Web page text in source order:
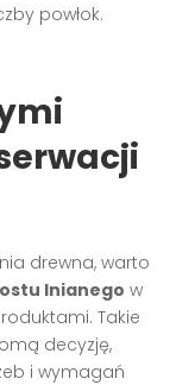
powłok.
drewna, warto
lnianego w
Takie
decyzję,
i wymagań